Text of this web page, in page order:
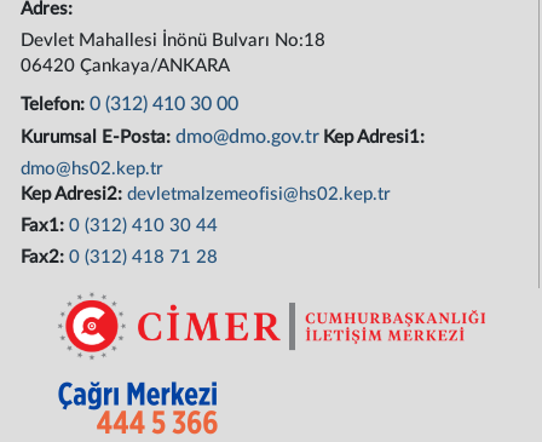
Adres:
Devlet Mahallesi İnönü Bulvarı No:18
06420 Çankaya/ANKARA
Telefon:0 (312) 410 30 00
Kurumsal E-Posta:dmo@dmo.gov.tr Kep Adresi1:
dmo@hs02.kep.tr
Kep Adresi2:devletmalzemeofisi@hs02.kep.tr
Fax1:0 (312) 410 30 44
Fax2:0 (312) 418 71 28